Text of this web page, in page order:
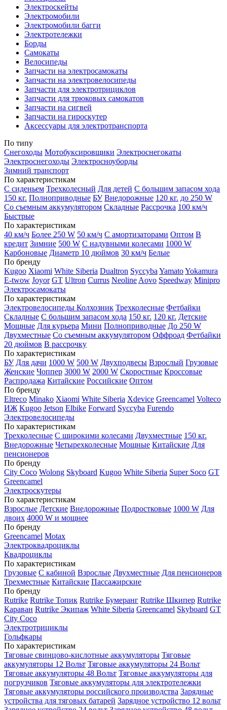
Электроскейты
Электромобили
Электромобили багги
Электротележки
Борды
Самокаты
Велосипеды
Запчасти на электросамокаты
Запчасти на электровелосипеды
Запчасти для электротрициклов
Запчасти для трюковых самокатов
Запчасти на сигвей
Запчасти на гироскутер
Аксессуары для электротранспорта
По типу
Снегоходы Мотобуксировщики Электроснегокаты
Электроснегоходы Электросноуборды
Зимний транспорт
По характеристикам
С сиденьем Трехколесный Для детей С большим запасом хода
150 кг. Полноприводные БУ Внедорожные 120 кг. до 250 W
Со съемным аккумулятором Складные Рассрочка 100 км/ч
Быстрые
По характеристикам
40 км/ч Более 250 W 50 км/ч С амортизаторами Оптом В
кредит Зимние 500 W С надувными колесами 1000 W
Карбоновые Диаметр 10 дюймов 30 км/ч Белые
По бренду
Kugoo Xiaomi White Siberia Dualtron Syccyba YamatoYokamura
E-twow Joyor GT Ultron Currus Neoline Aovo Speedway Minipro
Электросамокаты
По характеристикам
Электровелосипеды Колхозник Трехколесные Фетбайки
Складные С большим запасом хода 150 кг. 120 кг. Детские
Мощные Для курьера Мини Полноприводные До 250 W
Двухместные Со съемным аккумулятором Оффроад Фетбайки
20 дюймов В рассрочку
По характеристикам
БУ Для дачи 1000 W 500 W Двухподвесы Взрослый Грузовые
Женские Чоппер 3000 W 2000 W Скоростные Кроссовые
Распродажа Китайские Российские Оптом
По бренду
Eltreco Minako Xiaomi White Siberia Xdevice Greencamel Volteco
ИЖ Kugoo Jetson Elbike Forward Syccyba Furendo
Электровелосипеды
По характеристикам
Трехколесные С широкими колесами Двухместные 150 кг.
Внедорожные Четырехколесные Мощные Китайские Для
пенсионеров
По бренду
City Coco Wolong Skyboard Kugoo White Siberia Super Soco GT
Greencamel
Электроскутеры
По характеристикам
Взрослые Детские Внедорожные Подростковые 1000 W Для
двоих 4000 W и мощнее
По бренду
Greencamel Motax
Электроквадроциклы
Квадроциклы
По характеристикам
Грузовые С кабиной Взрослые Двухместные Для пенсионеров
Трехместные Китайские Пассажирские
По бренду
Rutrike Rutrike Топик Rutrike Бумеранг Rutrike Шкипер Rutrike
Караван Rutrike Экипаж White Siberia Greencamel Skyboard GT
City Coco
Электротрициклы
Гольфкары
По характеристикам
Тяговые свинцово-кислотные аккумуляторы Тяговые
аккумуляторы 12 Вольт Тяговые аккумуляторы 24 Вольт
Тяговые аккумуляторы 48 Вольт Тяговые аккумуляторы для
погрузчиков Тяговые аккумуляторы для электротележки
Тяговые аккумуляторы российского производства Зарядные
устройства для тяговых батарей Зарядное устройство 12 вольт